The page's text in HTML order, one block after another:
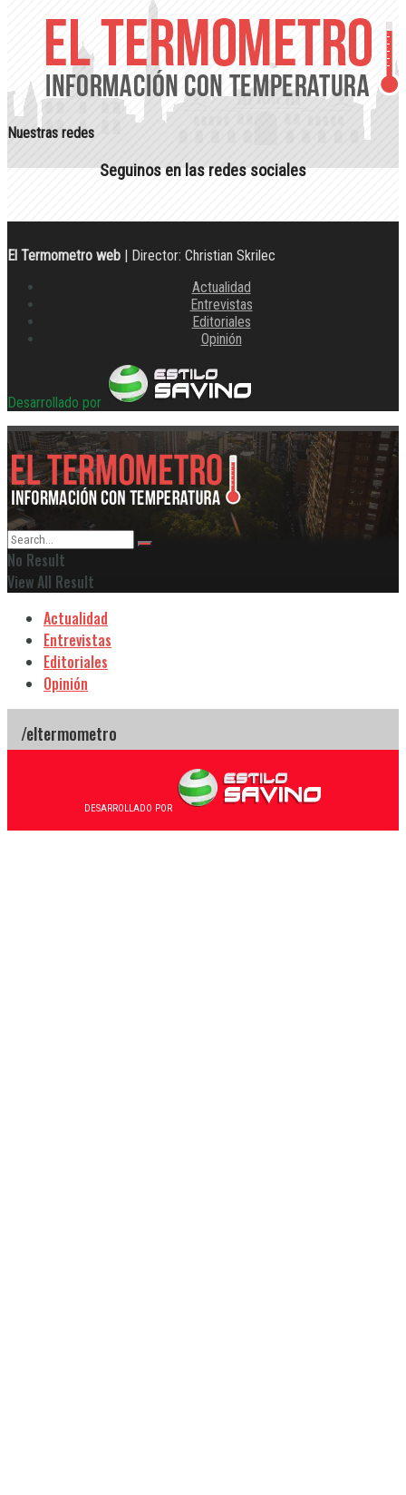
Nuestras redes
Seguinos en las redes sociales
El Termometro web | Director: Christian Skrilec
Actualidad
Entrevistas
Editoriales
Opinión
Desarrollado por
No Result
View All Result
Actualidad
Entrevistas
Editoriales
Opinión
DESARROLLADO POR